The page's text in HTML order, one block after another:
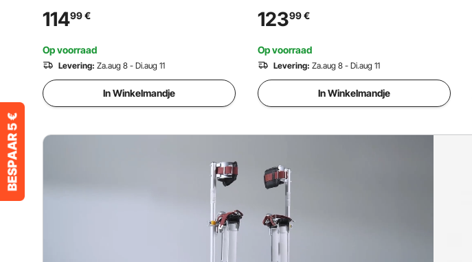
spanband, verstelbare aluminium
steltjes voor gipsplaat-,
plafondconstructie en bouwplaatsen,
zwart
11499€
Op voorraad
Levering: Za.aug 8 - Di.aug 11
In Winkelmandje
spanband, verstelbare aluminium
steltjes voor gipsplaat-,
plafondconstructie en bouwplaatsen,
blauw
12399€
Op voorraad
Levering: Za.aug 8 - Di.aug 11
In Winkelmandje